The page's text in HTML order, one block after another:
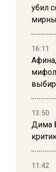
убил
16:11
13:50
Дима
11:42